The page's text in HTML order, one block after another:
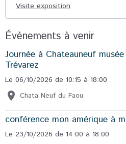
Visite exposition
Évènements à venir
Journée à Chateauneuf
Trévarez
Le 06/10/2026 de 10:15 à 18:00
Chata Neuf du Faou
conférence mon amérique à
Le 23/10/2026 de 14:00 à 18:00